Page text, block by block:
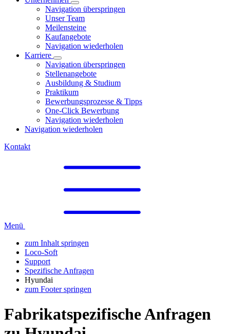
Navigation überspringen
Unser Team
Meilensteine
Kaufangebote
Navigation wiederholen
Karriere
Navigation überspringen
Stellenangebote
Ausbildung & Studium
Praktikum
Bewerbungsprozesse & Tipps
One-Click Bewerbung
Navigation wiederholen
Navigation wiederholen
Kontakt
Menü
zum Inhalt springen
Loco-Soft
Support
Spezifische Anfragen
Hyundai
zum Footer springen
Fabrikatspezifische Anfragen